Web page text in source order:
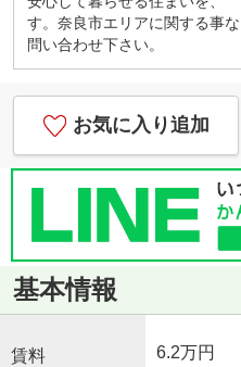
す。奈良市エリアに関する事
問い合わせ下さい。
お気に入り追加
基本情報
賃料 6.2万円